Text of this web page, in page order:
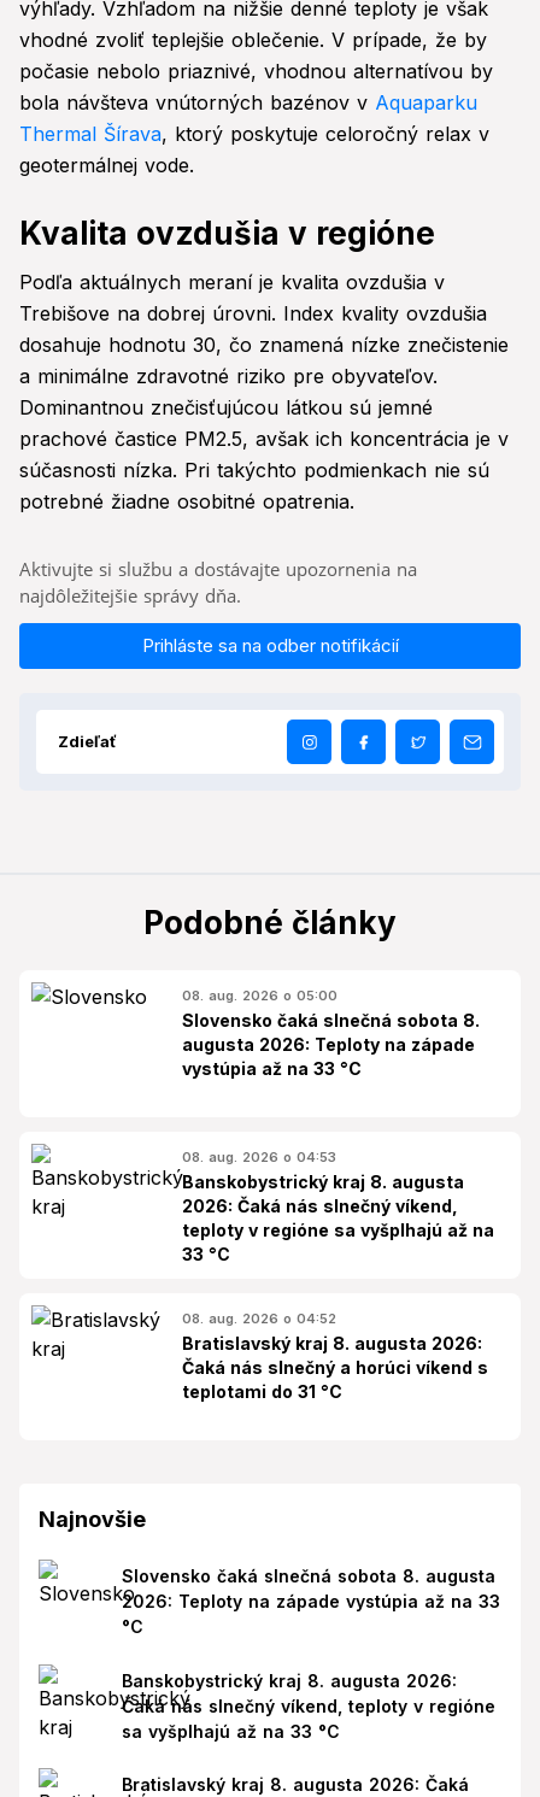
výhľady. Vzhľadom na nižšie denné teploty je však
vhodné zvoliť teplejšie oblečenie. V prípade, že by
počasie nebolo priaznivé, vhodnou alternatívou by
bola návšteva vnútorných bazénov v Aquaparku
Thermal Šírava, ktorý poskytuje celoročný relax v
geotermálnej vode.
Kvalita ovzdušia v regióne
Podľa aktuálnych meraní je kvalita ovzdušia v
Trebišove na dobrej úrovni. Index kvality ovzdušia
dosahuje hodnotu 30, čo znamená nízke znečistenie
a minimálne zdravotné riziko pre obyvateľov.
Dominantnou znečisťujúcou látkou sú jemné
prachové častice PM2.5, avšak ich koncentrácia je v
súčasnosti nízka. Pri takýchto podmienkach nie sú
potrebné žiadne osobitné opatrenia.
Aktivujte si službu a dostávajte upozornenia na
najdôležitejšie správy dňa.
Prihláste sa na odber notifikácií
Zdieľať
Podobné články
08. aug. 2026 o 05:00
Slovensko čaká slnečná sobota 8.
augusta 2026: Teploty na západe
vystúpia až na 33 °C
08. aug. 2026 o 04:53
Banskobystrický kraj 8. augusta
2026: Čaká nás slnečný víkend,
teploty v regióne sa vyšplhajú až na
33 °C
08. aug. 2026 o 04:52
Bratislavský kraj 8. augusta 2026:
Čaká nás slnečný a horúci víkend s
teplotami do 31 °C
Najnovšie
Slovensko čaká slnečná sobota 8. augusta
2026: Teploty na západe vystúpia až na 33
°C
Banskobystrický kraj 8. augusta 2026:
Čaká nás slnečný víkend, teploty v regióne
sa vyšplhajú až na 33 °C
Bratislavský kraj 8. augusta 2026: Čaká